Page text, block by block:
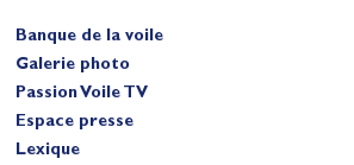
Banque de la voile
Galerie photo
Passion Voile TV
Espace presse
Lexique